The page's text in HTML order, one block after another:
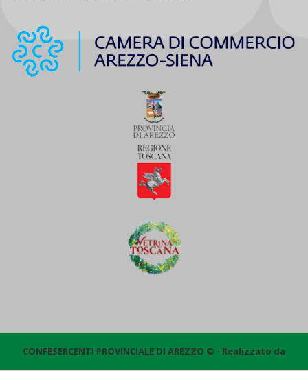
CONFESERCENTI PROVINCIALE DI AREZZO © - Realizzato da